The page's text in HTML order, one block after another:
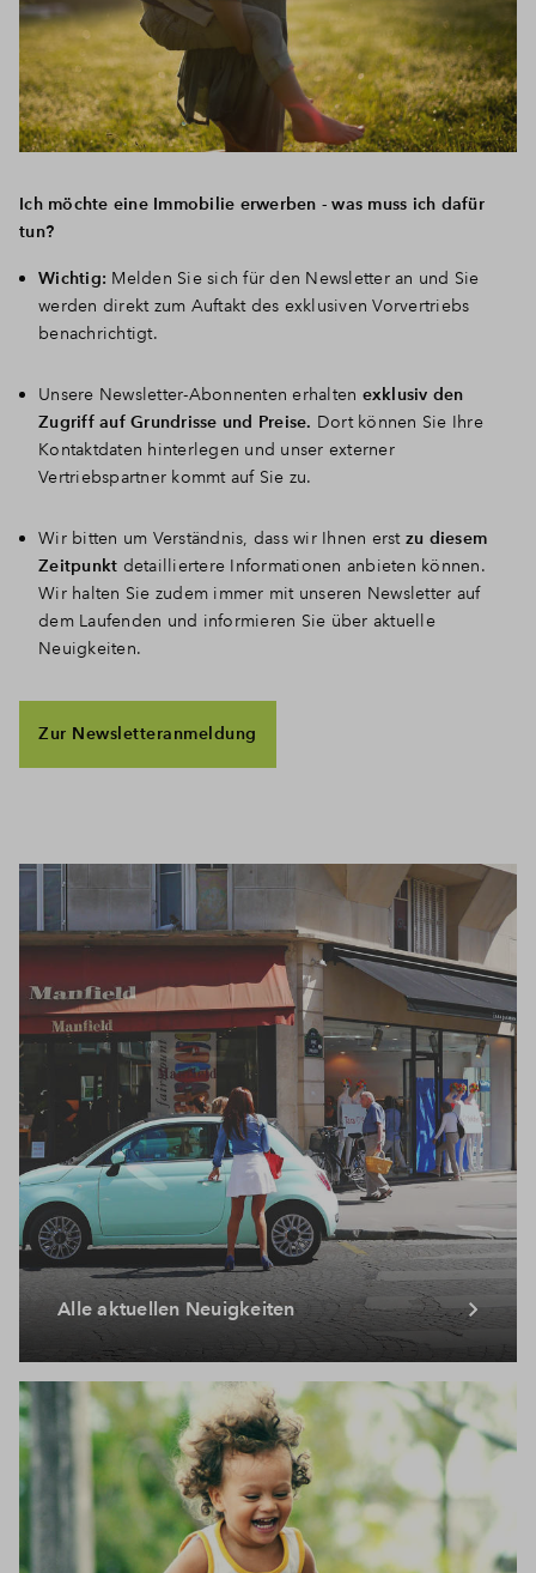
Ich möchte eine Immobilie erwerben - was muss ich dafür
tun?
Wichtig: Melden Sie sich für den Newsletter an und Sie
werden direkt zum Auftakt des exklusiven Vorvertriebs
benachrichtigt.
Unsere Newsletter-Abonnenten erhalten exklusiv den
Zugriff auf Grundrisse und Preise. Dort können Sie Ihre
Kontaktdaten hinterlegen und unser externer
Vertriebspartner kommt auf Sie zu.
Wir bitten um Verständnis, dass wir Ihnen erst zu diesem
Zeitpunkt detailliertere Informationen anbieten können.
Wir halten Sie zudem immer mit unseren Newsletter auf
dem Laufenden und informieren Sie über aktuelle
Neuigkeiten.
Zur Newsletteranmeldung
Alle aktuellen Neuigkeiten